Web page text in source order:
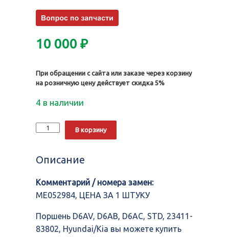
10 000 ₽
При обращении с сайта или заказе через корзину
на розничную цену действует скидка 5%
4 в наличии
Количество
Поршень
D6AC,
23411-
83802,
В корзину
Описание
Комментарий / номера замен:
ME052984, ЦЕНА ЗА 1 ШТУКУ
Поршень D6AV, D6AB, D6AC, STD, 23411-
83802, Hyundai/Kia вы можете купить